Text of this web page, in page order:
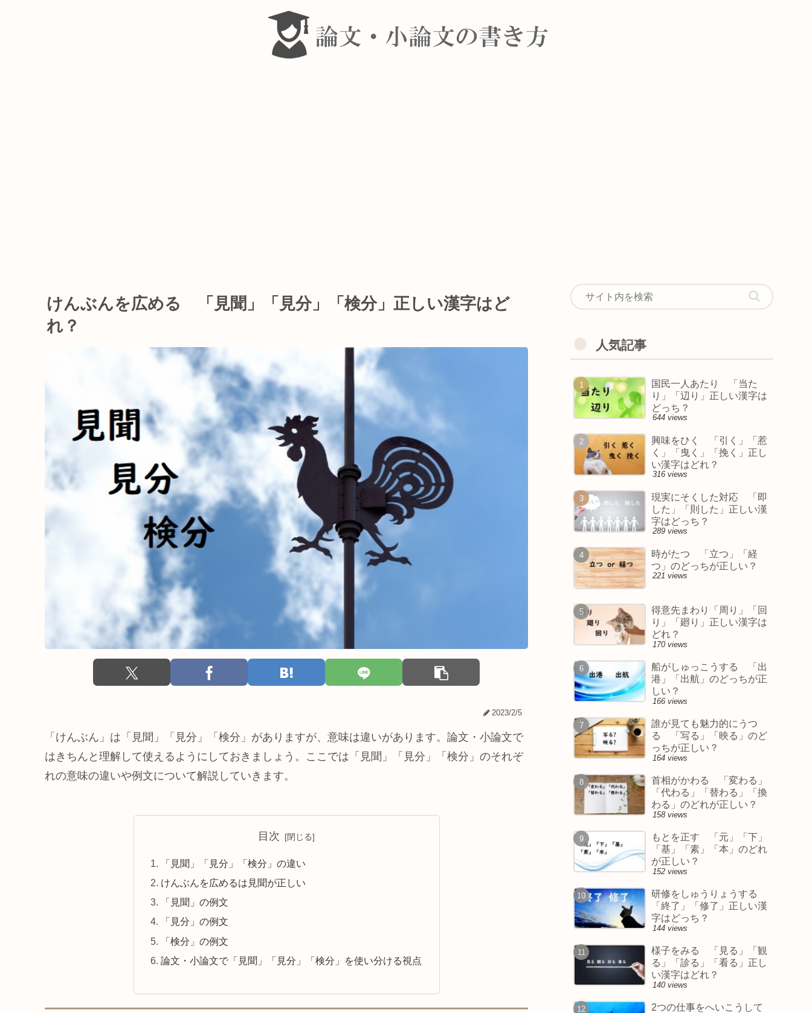
けんぶんを広める 「見聞」「見分」「検分」正しい漢字はど
れ？
2023/2/5
「けんぶん」は「見聞」「見分」「検分」がありますが、意味は違いがあります。論文・小論文で
はきちんと理解して使えるようにしておきましょう。ここでは「見聞」「見分」「検分」のそれぞ
れの意味の違いや例文について解説していきます。
目次
「見聞」「見分」「検分」の違い
けんぶんを広めるは見聞が正しい
「見聞」の例文
「見分」の例文
「検分」の例文
論文・小論文で「見聞」「見分」「検分」を使い分ける視点
人気記事
国民一人あたり 「当た
り」「辺り」正しい漢字は
どっち？
644 views
興味をひく 「引く」「惹
く」「曳く」「挽く」正し
い漢字はどれ？
316 views
現実にそくした対応 「即
した」「則した」正しい漢
字はどっち？
289 views
時がたつ 「立つ」「経
つ」のどっちが正しい？
221 views
得意先まわり「周り」「回
り」「廻り」正しい漢字は
どれ？
170 views
船がしゅっこうする 「出
港」「出航」のどっちが正
しい？
166 views
誰が見ても魅力的にうつ
る 「写る」「映る」のど
っちが正しい？
164 views
首相がかわる 「変わる」
「代わる」「替わる」「換
わる」のどれが正しい？
158 views
もとを正す 「元」「下」
「基」「素」「本」のどれ
が正しい？
152 views
研修をしゅうりょうする
「終了」「修了」正しい漢
字はどっち？
144 views
様子をみる 「見る」「観
る」「診る」「看る」正し
い漢字はどれ？
140 views
2つの仕事をへいこうして